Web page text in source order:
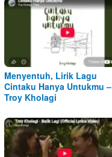
Menyentuh, Lirik Lagu
Cintaku Hanya Untukmu –
Troy Kholagi